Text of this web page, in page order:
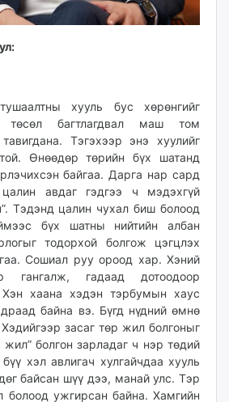
хууль бус хөрөнгийг
төсөл багтлагдвал маш том
Тэгэхээр энэ хуулийг
Өнөөдөр төрийн бүх шатанд
байгаа. Дарга нар сард
авдаг гэдгээ ч мэдэхгүй
Тэдэнд цалин чухал биш болоод
бүх шатны нийтийн албан
тодорхой болгож цэгцлэх
Сошиал руу ороод хар. Хэний
гангалж, гадаад дотоодоор
Хэн хаана хэдэн тэрбумын хаус
байна вэ. Бүгд нүдний өмнө
засаг төр жил болгоныг
жил” болгон зарладаг ч нэр төдий
хэл авлигач хулгайчдаа хууль
байсан шүү дээ, манай улс. Тэр
болоод ужгирсан байна. Хамгийн